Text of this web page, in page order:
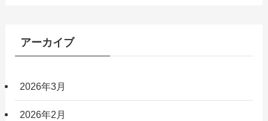
アーカイブ
2026年3月
2026年2月